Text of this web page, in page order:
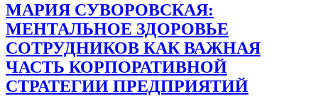
МАРИЯ СУВОРОВСКАЯ:
МЕНТАЛЬНОЕ ЗДОРОВЬЕ
СОТРУДНИКОВ КАК ВАЖНАЯ
ЧАСТЬ КОРПОРАТИВНОЙ
СТРАТЕГИИ ПРЕДПРИЯТИЙ